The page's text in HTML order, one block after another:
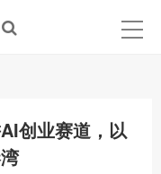
创业赛道，以